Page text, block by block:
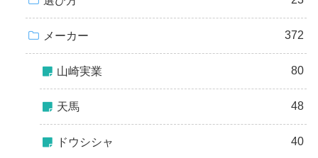
メーカー 372
山崎実業 80
天馬 48
ドウシシャ 40